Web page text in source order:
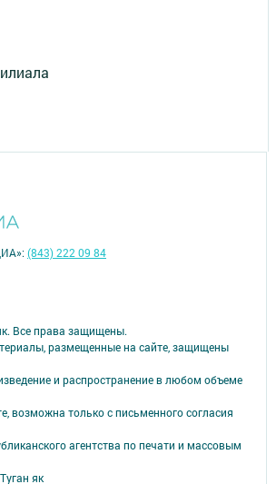
Все права защищены.
размещенные на сайте, защищены
и распространение в любом объеме
возможна только с письменного согласия
агентства по печати и массовым
як
(843) 222 09 84